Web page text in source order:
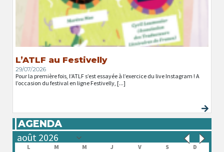
L’ATLF au Festivelly
29/07/2026
Pour la première fois, l’ATLF s’est essayée à l’exercice du live Instagram ! A
l’occasion du festival en ligne Festivelly, [...]
AGENDA
L M M J V S D